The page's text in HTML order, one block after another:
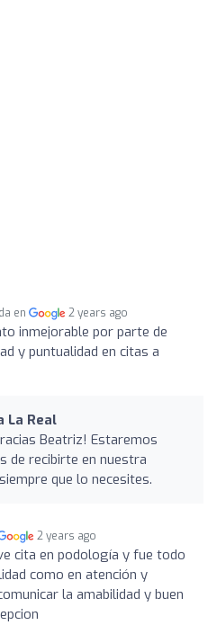
en 2 years ago
inmejorable por parte de
y puntualidad en citas a
La Real
Beatriz! Estaremos
de recibirte en nuestra
que lo necesites.
2 years ago
cita en podología y fue todo
como en atención y
la amabilidad y buen